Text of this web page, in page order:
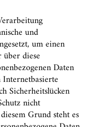
und
um einen
über diese
Daten
Sicherheitslücken
nicht
Grund steht es